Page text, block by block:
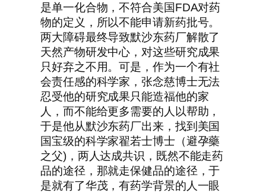
是单一化合物，不符合美国FDA对药
物的定义，所以不能申请新药批号。
两大障碍最终导致默沙东药厂解散了
天然产物研发中心，对这些研究成果
只好弃之不用。可是，作为一个有社
会责任感的科学家，张念慈博士无法
忍受他的研究成果只能造福他的家
人，而不能给更多需要的人以帮助，
于是他从默沙东药厂出来，找到美国
国宝级的科学家翟若士博士（避孕藥
之父)，两人达成共识，既然不能走药
品的途径，那就走保健品的途径，于
是就有了华茂，有药学背景的人一眼